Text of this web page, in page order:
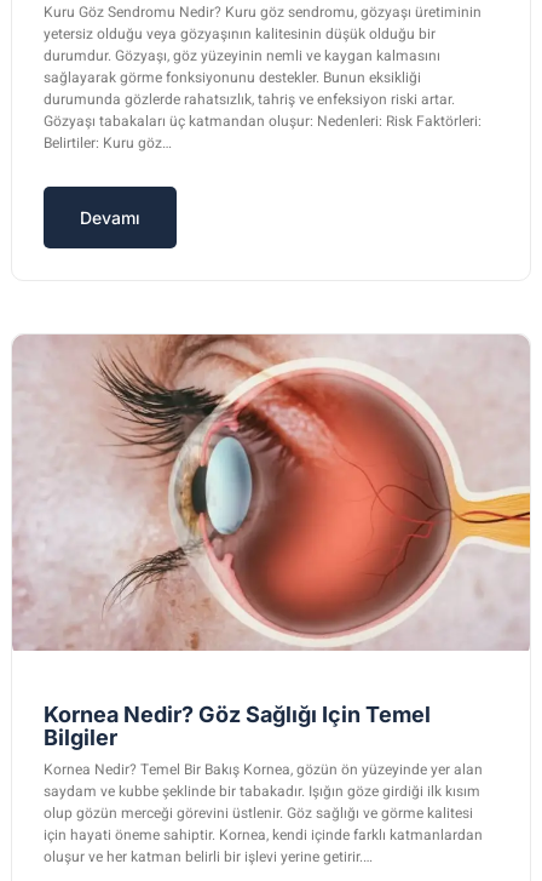
Kuru Göz Sendromu Nedir? Kuru göz sendromu, gözyaşı üretiminin
yetersiz olduğu veya gözyaşının kalitesinin düşük olduğu bir
durumdur. Gözyaşı, göz yüzeyinin nemli ve kaygan kalmasını
sağlayarak görme fonksiyonunu destekler. Bunun eksikliği
durumunda gözlerde rahatsızlık, tahriş ve enfeksiyon riski artar.
Gözyaşı tabakaları üç katmandan oluşur: Nedenleri: Risk Faktörleri:
Belirtiler: Kuru göz…
Devamı
Kornea Nedir? Göz Sağlığı Için Temel
Bilgiler
Kornea Nedir? Temel Bir Bakış Kornea, gözün ön yüzeyinde yer alan
saydam ve kubbe şeklinde bir tabakadır. Işığın göze girdiği ilk kısım
olup gözün merceği görevini üstlenir. Göz sağlığı ve görme kalitesi
için hayati öneme sahiptir. Kornea, kendi içinde farklı katmanlardan
oluşur ve her katman belirli bir işlevi yerine getirir.…